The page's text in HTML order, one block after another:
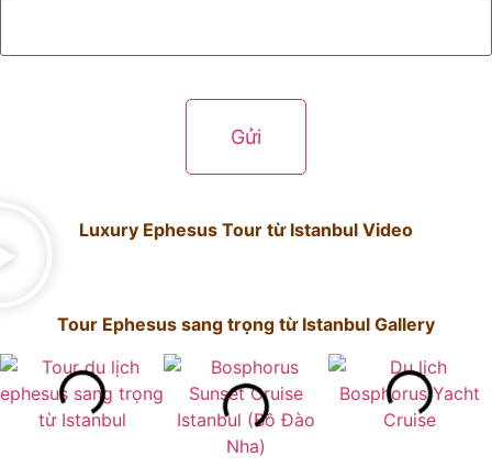
Luxury Ephesus Tour từ Istanbul Video
Tour Ephesus sang trọng từ Istanbul Gallery